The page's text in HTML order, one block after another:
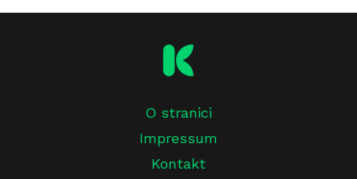
O stranici
Impressum
Kontakt